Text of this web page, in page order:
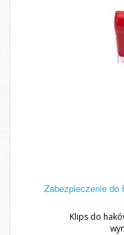
Zabezpieczenie do
Klips do